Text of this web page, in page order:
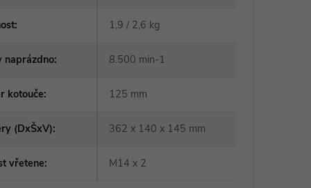
: 1,9 / 2,6 kg
naprázdno: 8.500 min-1
kotouče: 125 mm
(DxŠxV): 362 x 140 x 145 mm
vřetene: M14 x 2